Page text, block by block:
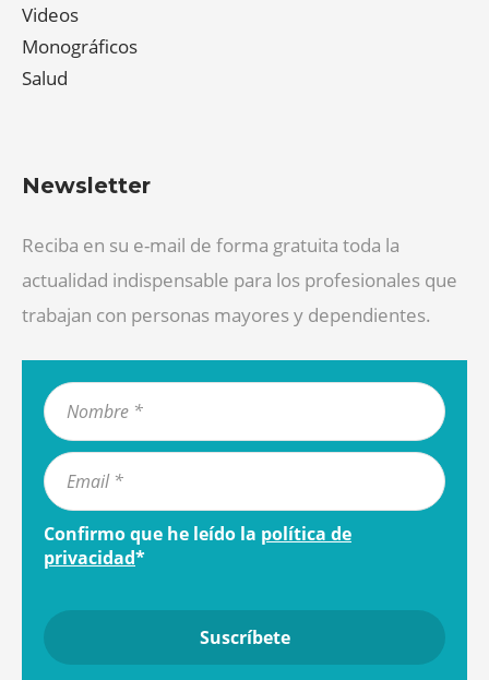
Videos
Monográficos
Salud
Newsletter
Reciba en su e-mail de forma gratuita toda la
actualidad indispensable para los profesionales que
trabajan con personas mayores y dependientes.
Confirmo que he leído la política de
privacidad*